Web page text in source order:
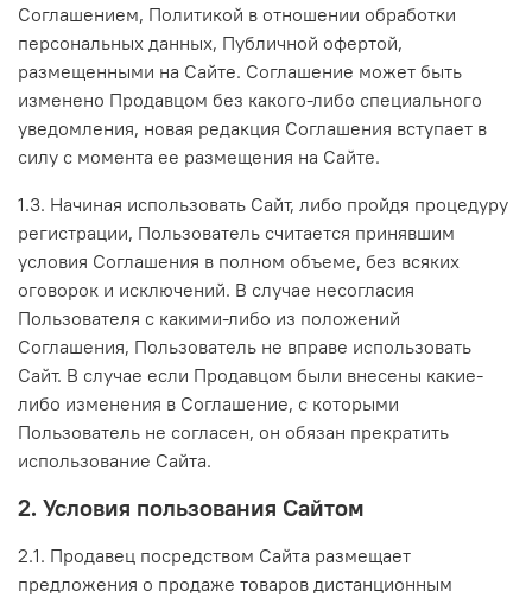
Соглашением, Политикой в отношении обработки
персональных данных, Публичной офертой,
размещенными на Сайте. Соглашение может быть
изменено Продавцом без какого-либо специального
уведомления, новая редакция Соглашения вступает в
силу с момента ее размещения на Сайте.
1.3. Начиная использовать Сайт, либо пройдя процедуру
регистрации, Пользователь считается принявшим
условия Соглашения в полном объеме, без всяких
оговорок и исключений. В случае несогласия
Пользователя с какими-либо из положений
Соглашения, Пользователь не вправе использовать
Сайт. В случае если Продавцом были внесены какие-
либо изменения в Соглашение, с которыми
Пользователь не согласен, он обязан прекратить
использование Сайта.
2. Условия пользования Сайтом
2.1. Продавец посредством Сайта размещает
предложения о продаже товаров дистанционным